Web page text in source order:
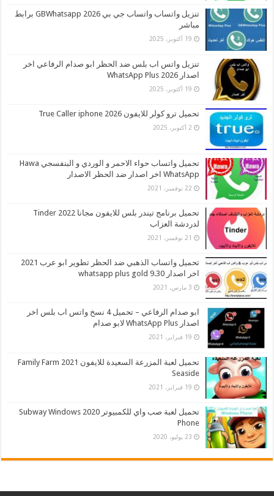
تنزيل واتساب واتساب جي بي 2026 GBWhatsapp برابط
مباشر
19 أكتوبر، 2025
تنزيل واتس اب بلس ضد الحظر ابو صدام الرفاعي اخر
اصدار 2026 WhatsApp Plus
19 أكتوبر، 2025
تحميل ترو كولر للايفون 2026 True Caller iphone
2 أكتوبر، 2025
تحميل واتساب حواء الاحمر و الوردي و البنفسجي Hawa
WhatsApp اخر اصدار ضد الحظر الاصدار
22 نوفمبر، 2021
تحميل برنامج تيندر بلس للايفون مجانا 2022 Tinder
لدردشة العزاب
21 نوفمبر، 2021
تحميل واتساب الذهبي ضد الحظر تطوير ابو عرب 2021
اخر اصدار whatsapp plus gold 9.30
3 مارس، 2021
ابو صدام الرفاعي – تحميل 4 نسخ واتس اب بلس اخر
اصدار WhatsApp Plus لابو صدام
19 فبراير، 2021
تحميل لعبة المزرعة السعيدة للايفون 2021 Family Farm
Seaside
19 فبراير، 2021
تحميل لعبة صب واي للكمبيوتر 2020 Subway Windows
Phone
23 يوليو، 2020